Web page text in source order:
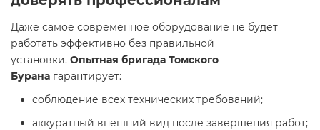
Даже самое современное оборудование не будет
работать эффективно без правильной
установки. Опытная бригада Томского
Бурана гарантирует:
соблюдение всех технических требований;
аккуратный внешний вид после завершения работ;